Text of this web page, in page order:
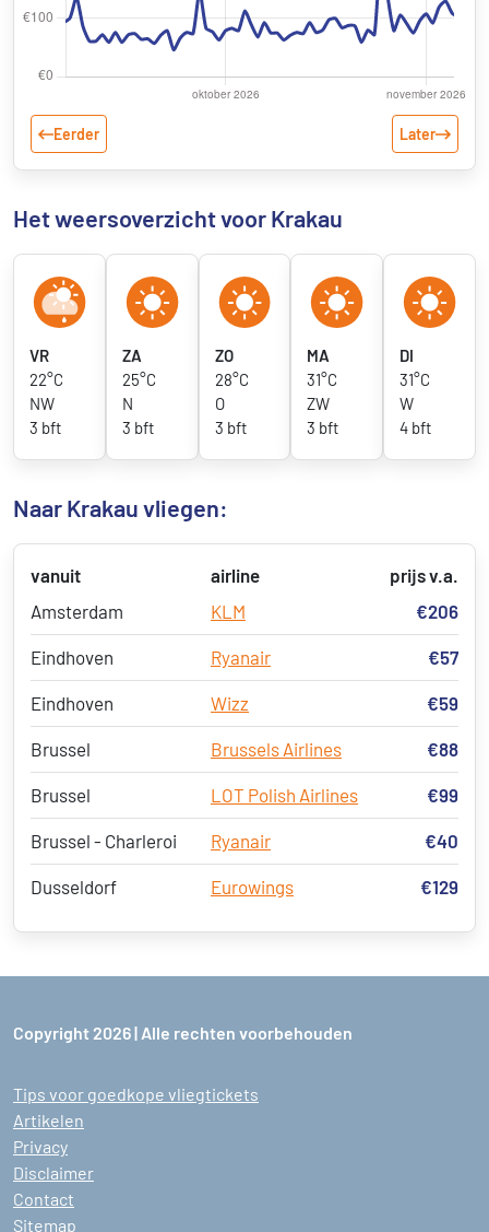
Eerder Later
Het weersoverzicht voor Krakau
VR
22°C
NW
3 bft
ZA
25°C
N
3 bft
ZO
28°C
O
3 bft
MA
31°C
ZW
3 bft
DI
31°C
W
4 bft
Naar Krakau vliegen:
vanuit airline
prijs v.a.
Amsterdam
KLM €206
Eindhoven Ryanair €57
Eindhoven Wizz €59
Brussel Brussels Airlines €88
Brussel LOT Polish Airlines €99
Brussel - Charleroi Ryanair €40
Dusseldorf Eurowings €129
Copyright 2026 | Alle rechten voorbehouden
Tips voor goedkope vliegtickets
Artikelen
Privacy
Disclaimer
Contact
Sitemap